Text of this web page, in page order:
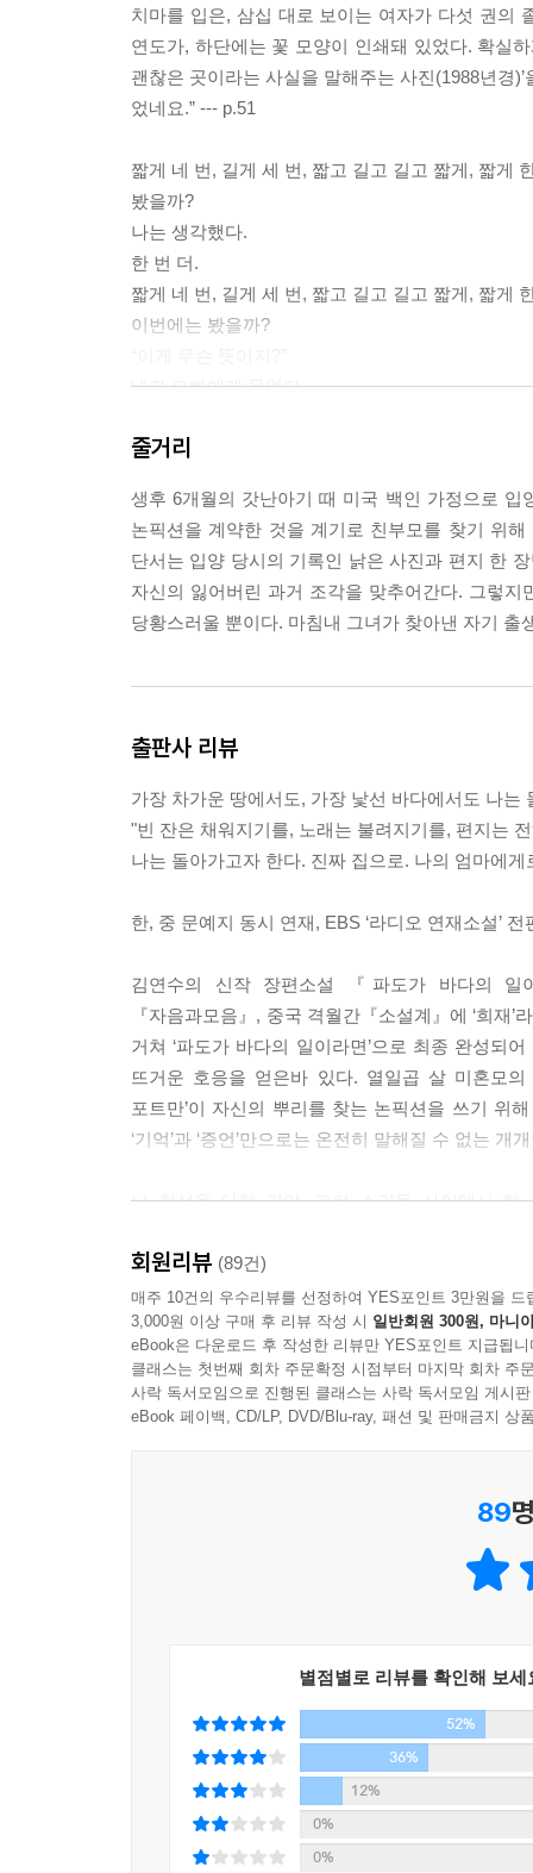
치마를 입은, 삼십 대로 보이는 여자가 다섯 권의
연도가, 하단에는 꽃 모양이 인쇄돼 있었다. 확실
괜찮은 곳이라는 사실을 말해주는 사진(1988년경
었네요.” --- p.51
짧게 네 번, 길게 세 번, 짧고 길고 길고 짧게, 짧게
봤을까?
나는 생각했다.
한 번 더.
짧게 네 번, 길게 세 번, 짧고 길고 길고 짧게, 짧게
이번에는 봤을까?
내가 오빠에게 물었다.
“희망이네.”
그렇다면 우리에게 양관은 밤의 집이라고 말할 수
언덕 위의 양관이 비슷한 높이로 보였는데, 오전
듯한 느낌을 받았다. 해가 두 건물의 뒤편으로 넘
관은 더 말해서 무엇하겠는가? 지금도 양관을 생
진남호텔로 가면서 나는 언젠가 고해성사를 하러
에서 네 명의 노동자가 불에 타 죽고, 한 명의 노동
학생들에게 부탁했다. 미사가 끝난 뒤, 나는 사제
른손으로 주먹을 한 번 쥐었다가 풀더니 자살한
아 있었다. 이마에서 땀이 흘러내렸지만, 나는 닦
가끔, 설명하기 곤란하지만 나의 말들이 심연을
면서 우리는 신비를 체험한다. 두 사람이 서로 손
희망은 날개 달린 것, 심연을 건너가는 것, 우리가
귀를 기울이는 것. 부디 내가 이 소설에서 쓰지 않
줄거리
생후 6개월의 갓난아기 때 미국 백인 가정으로
논픽션을 계약한 것을 계기로 친부모를 찾기 위
단서는 입양 당시의 기록인 낡은 사진과 편지 한
자신의 잃어버린 과거 조각을 맞추어간다. 그렇
당황스러울 뿐이다. 마침내 그녀가 찾아낸 자기
출판사 리뷰
가장 차가운 땅에서도, 가장 낯선 바다에서도 나는
"빈 잔은 채워지기를, 노래는 불려지기를, 편지는
나는 돌아가고자 한다. 진짜 집으로. 나의 엄마에게
한, 중 문예지 동시 연재, EBS ‘라디오 연재소설’
김연수의 신작 장편소설 『파도가 바다의
『자음과모음』, 중국 격월간『소설계』에 ‘희재
거쳐 ‘파도가 바다의 일이라면’으로 최종 완성되
뜨거운 호응을 얻은바 있다. 열일곱 살 미혼모
포트만’이 자신의 뿌리를 찾는 논픽션을 쓰기 위
‘기억’과 ‘증언’만으로는 온전히 말해질 수 없는
난 최선을 다할 거야. 그런 소리들 사이에서 한
지은이 수없이 읊조렸던 말이라는 걸 이제 우리는
그 말을 생각하면 우리라는 존재는 한없이 하
있었으니까. 깨어난 뒤에야 우리는 거기에 붉은
우리를 질식시키지 못했다. 거기 고통과 슬픔
고통스럽지도 않고, 슬프지도 않다. 우리와 그
중에서
진남을 오가면서 그 속에 존재하는 수많은 인물
교수의 기억, 노동환경 개선을 요구하며 타워 크
불협화음의 이야기 등은 저마다의 ‘장( )’에서
소셜네트워크서비스를 통해서 개벌적인 이야
귀결된다.
다시 말하자면 이 소설 전체는 심연을 건너 타인
회원리뷰 (89건)
매주 10건의 우수리뷰를 선정하여 YES포인트 3만원을 드
3,000원 이상 구매 후 리뷰 작성 시 일반회원 300원, 마니
eBook은 다운로드 후 작성한 리뷰만 YES포인트 지급됩니
클래스는 첫번째 회차 주문확정 시점부터 마지막 회차 주
사락 독서모임으로 진행된 클래스는 사락 독서모임 게시
eBook 페이백, CD/LP, DVD/Blu-ray, 패션 및 판매금지 상
89
별점별로 리뷰를 확인해 보세
52%
36%
12%
0%
0%